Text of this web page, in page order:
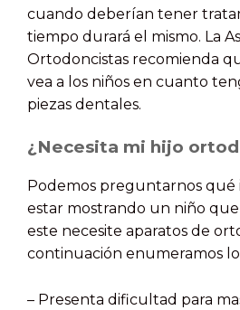
cuando deberían tener
tiempo durará el mismo. La
Ortodoncistas recomienda
vea a los niños en cuanto
piezas dentales.
¿Necesita mi hijo
Podemos preguntarnos qué
estar mostrando un niño
este necesite aparatos de
continuación enumeramos
– Presenta dificultad para